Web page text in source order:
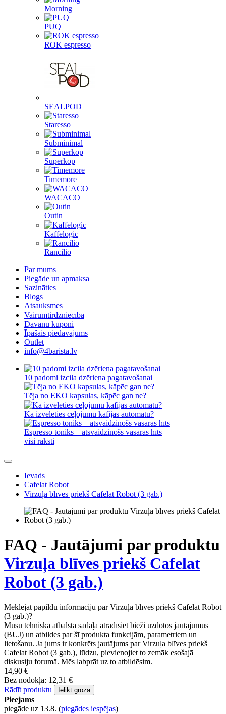
Morning
PUQ
ROK espresso
SEALPOD
Staresso
Subminimal
Superkop
Timemore
WACACO
Outin
Kaffelogic
Rancilio
Par mums
Piegāde un apmaksa
Sazināties
Blogs
Atsauksmes
Vairumtirdzniecība
Dāvanu kuponi
Īpašais piedāvājums
Outlet
info@4barista.lv
10 padomi izcila dzēriena pagatavošanai
Tēja no EKO kapsulas, kāpēc gan ne?
Kā izvēlēties ceļojumu kafijas automātu?
Espresso toniks – atsvaidzinošs vasaras hīts
visi raksti
Ievads
Cafelat Robot
Virzuļa blīves priekš Cafelat Robot (3 gab.)
FAQ - Jautājumi par produktu
Virzuļa blīves priekš Cafelat
Robot (3 gab.)
Meklējat papildu informāciju par Virzuļa blīves priekš Cafelat Robot
(3 gab.)?
Mūsu tehniskā atbalsta sadaļā atradīsiet bieži uzdotos jautājumus
(BUJ) un atbildes par šī produkta funkcijām, parametriem un
lietošanu. Ja jums ir konkrēts jautājums par Virzuļa blīves priekš
Cafelat Robot (3 gab.), lūdzu, pievienojiet to zemāk esošajā
diskusiju forumā. Mēs labprāt uz to atbildēsim.
14,90 €
Bez nodokļa: 12,31 €
Rādīt produktu
Ielikt grozā
Pieejams
piegāde uz 13.8. (piegādes iespējas)